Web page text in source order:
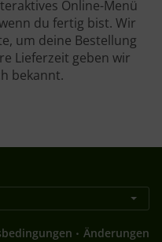
Online-Menü
du fertig bist. Wir
um deine Bestellung
Lieferzeit geben wir
bekannt.
. Änderungen